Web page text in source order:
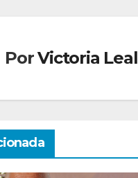
PorVictoria Leal